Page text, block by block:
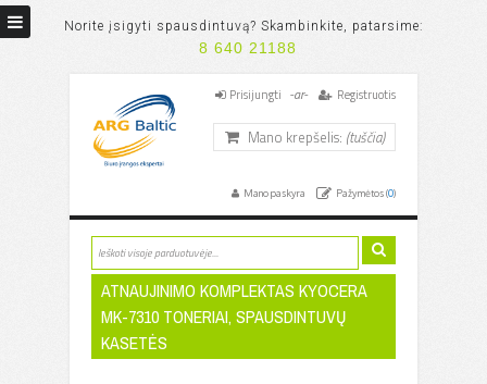
Norite įsigyti spausdintuvą? Skambinkite, patarsime:
8 640 21188
Prisijungti -ar- Registruotis
Mano krepšelis: (tuščia)
Mano paskyra Pažymėtos (0)
ATNAUJINIMO KOMPLEKTAS KYOCERA
MK-7310 TONERIAI, SPAUSDINTUVŲ
KASETĖS